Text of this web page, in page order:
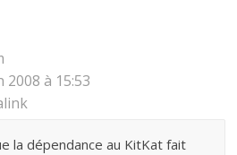
2008 à 15:53
la dépendance au KitKat fait